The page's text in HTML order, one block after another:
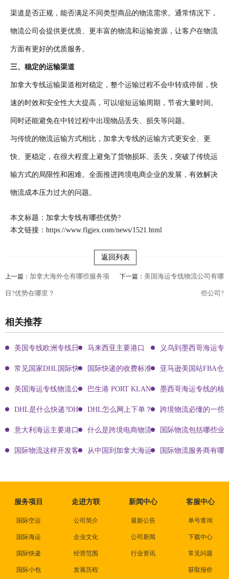
渠道是否正规，能否满足不同类型商品的物流需求。通常情况下，
物流公司会提供更优质、更丰富的物流和运输资源，让客户在物流
方面有更好的优质服务。
三、稳定的运输渠道
加拿大专线运输渠道相对稳定，整个运输过程不会中转或停留，快
速的时效和安全性大大提高，可以缩短运输周期，节省大量时间。
同时还能避免在中转过程中出现物品丢失、损失等问题。
与传统的物流运输方式相比，加拿大专线的运输方式更安全、更
快、更稳定，在很大程度上避免了货物损坏、丢失，突破了传统运
输方式的局限性和困难。全面推进跨境电商企业的发展，有效解决
物流成本压力过大的问题。
本文标题：加拿大专线有哪些优势?
本文链接： https://www.flgjex.com/news/1521.html
返回列表
上一篇： 加拿大海外仓有哪些服务项
目?优势在哪里？
下一篇： 美国海运专线物流公司有哪
些公司?
相关推荐
美国专线欧洲专线日本专线区别马来西亚主要港口 义乌到墨西哥海运专
常见国家DHL国际快递客服热线国际快递的收费标准!四大国际快递的尺寸重
亚马逊美国站FBA仓
美国海运专线物流公司有哪些?巴生港 PORT KLANG 墨西哥海运专线的核
DHL是什么快递?DHL国际快递介绍DHL怎么网上下单？DHL快递寄件有哪些方
跨境物流必懂的一些
意大利海运主要港口有哪些什么是跨境电商物流? 国际物流包括哪些业
国际物流这样开发客户会让你成为销冠从中国到加拿大海运要多久能到达？
国际物流服务商有哪
服务项目
国际空运
国际海运
国际快递
国际小包
走进方联
公司简介
企业文化
经营范围
发展历程
新闻中心
最新公告
公司新闻
行业资讯
客服中心
单号查询
下载中心
常见问题
获取报价